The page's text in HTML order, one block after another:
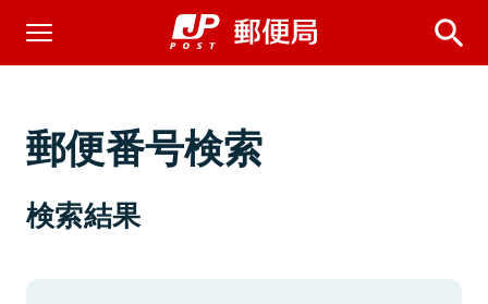
郵便番号検索
検索結果